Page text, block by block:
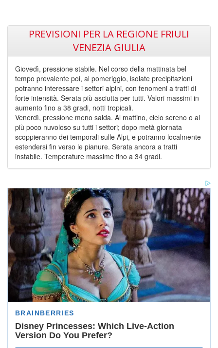
PREVISIONI PER LA REGIONE FRIULI
VENEZIA GIULIA
Giovedì, pressione stabile. Nel corso della mattinata bel
tempo prevalente poi, al pomeriggio, isolate precipitazioni
potranno interessare i settori alpini, con fenomeni a tratti di
forte intensità. Serata più asciutta per tutti. Valori massimi in
aumento fino a 38 gradi, notti tropicali.
Venerdì, pressione meno salda. Al mattino, cielo sereno o al
più poco nuvoloso su tutti i settori; dopo metà giornata
scoppieranno dei temporali sulle Alpi, e potranno localmente
estendersi fin verso le pianure. Serata ancora a tratti
instabile. Temperature massime fino a 34 gradi.